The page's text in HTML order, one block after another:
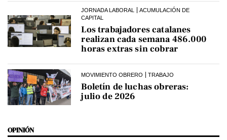
JORNADA LABORAL
ACUMULACIÓN DE
CAPITAL
Los trabajadores catalanes
realizan cada semana 486.000
horas extras sin cobrar
MOVIMIENTO OBRERO TRABAJO
Boletín de luchas obreras:
julio de 2026
OPINIÓN